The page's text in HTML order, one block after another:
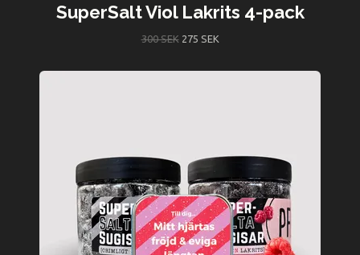
SuperSalt Viol Lakrits 4-pack
300 SEK 275 SEK